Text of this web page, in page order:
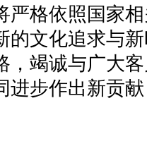
严格依照国家
的文化追求与
，竭诚与广大
进步作出新贡